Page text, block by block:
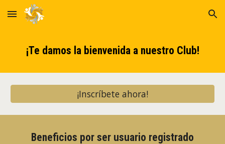
Skip to main content Skip to navigation
¡Te damos la bienvenida a nuestro Club!
¡Inscríbete ahora!
Beneficios por ser usuario registrado